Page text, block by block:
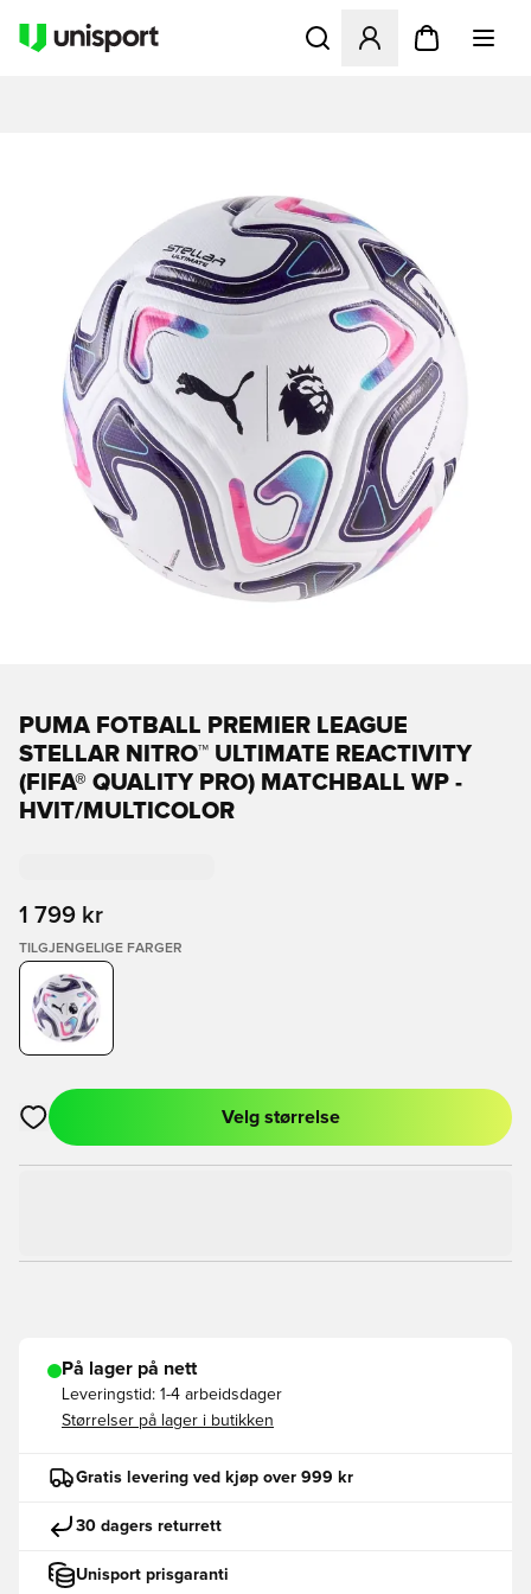
Åpner en Modal for å
PUMA FOTBALL PREMIER LEAGUE
STELLAR NITRO™ ULTIMATE REACTIVITY
(FIFA® QUALITY PRO) MATCHBALL WP -
HVIT/MULTICOLOR
1 799 kr
TILGJENGELIGE FARGER
Åpner en Modal for å logge inn eller registrere deg som
Velg størrelse
På lager på nett
Leveringstid: 1-4 arbeidsdager
Størrelser på lager i butikken
Gratis levering ved kjøp over 999 kr
30 dagers returrett
Unisport prisgaranti